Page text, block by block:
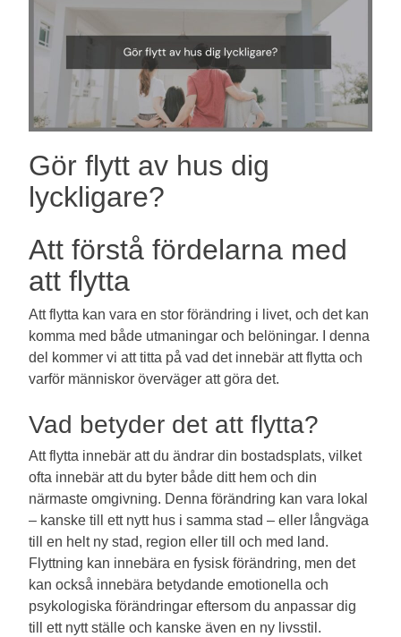
Gör flytt av hus dig
lyckligare?
Att förstå fördelarna med
att flytta
Att flytta kan vara en stor förändring i livet, och det kan
komma med både utmaningar och belöningar. I denna
del kommer vi att titta på vad det innebär att flytta och
varför människor överväger att göra det.
Vad betyder det att flytta?
Att flytta innebär att du ändrar din bostadsplats, vilket
ofta innebär att du byter både ditt hem och din
närmaste omgivning. Denna förändring kan vara lokal
– kanske till ett nytt hus i samma stad – eller långväga
till en helt ny stad, region eller till och med land.
Flyttning kan innebära en fysisk förändring, men det
kan också innebära betydande emotionella och
psykologiska förändringar eftersom du anpassar dig
till ett nytt ställe och kanske även en ny livsstil.